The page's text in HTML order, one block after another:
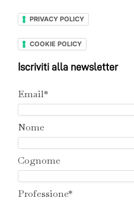
PRIVACY POLICY
COOKIE POLICY
Iscriviti alla newsletter
Email*
Nome
Cognome
Professione*